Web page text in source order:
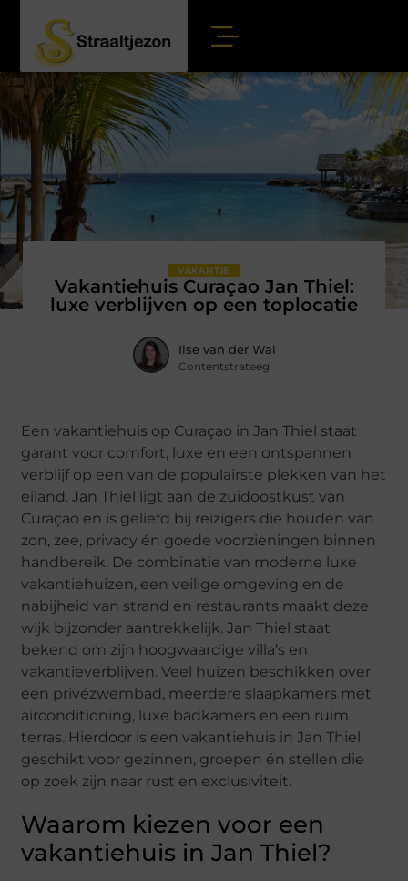
VAKANTIE
Vakantiehuis Curaçao Jan Thiel:
luxe verblijven op een toplocatie
Ilse van der Wal
Contentstrateeg
Een vakantiehuis op Curaçao in Jan Thiel staat
garant voor comfort, luxe en een ontspannen
verblijf op een van de populairste plekken van het
eiland. Jan Thiel ligt aan de zuidoostkust van
Curaçao en is geliefd bij reizigers die houden van
zon, zee, privacy én goede voorzieningen binnen
handbereik. De combinatie van moderne luxe
vakantiehuizen, een veilige omgeving en de
nabijheid van strand en restaurants maakt deze
wijk bijzonder aantrekkelijk. Jan Thiel staat
bekend om zijn hoogwaardige villa’s en
vakantieverblijven. Veel huizen beschikken over
een privézwembad, meerdere slaapkamers met
airconditioning, luxe badkamers en een ruim
terras. Hierdoor is een vakantiehuis in Jan Thiel
geschikt voor gezinnen, groepen én stellen die
op zoek zijn naar rust en exclusiviteit.
Waarom kiezen voor een
vakantiehuis in Jan Thiel?